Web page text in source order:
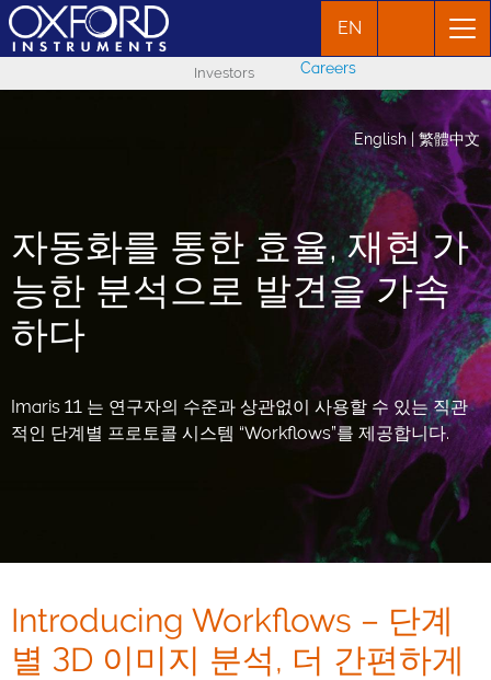
EN
Investors Careers
English| 繁體中文
자동화를 통한 효율, 재현 가
능한 분석으로 발견을 가속
하다
Imaris 11 는 연구자의 수준과 상관없이 사용할 수 있는 직관
적인 단계별 프로토콜 시스템 “Workflows”를 제공합니다.
Introducing Workflows – 단계
별 3D 이미지 분석, 더 간편하게